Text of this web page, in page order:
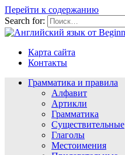
Перейти к содержанию
Search for:
Карта сайта
Контакты
Грамматика и правила
Алфавит
Артикли
Грамматика
Существительные
Глаголы
Местоимения